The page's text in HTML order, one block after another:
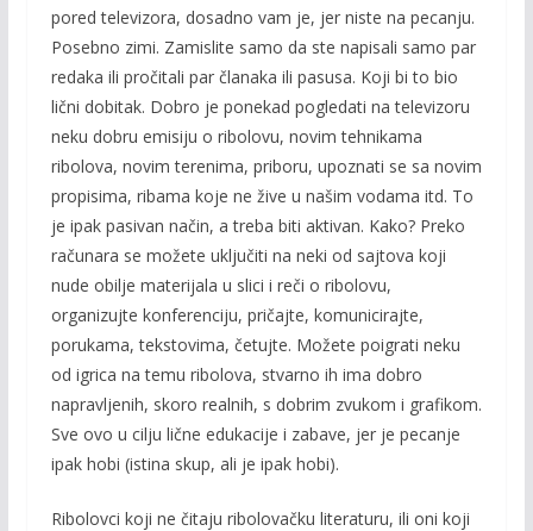
pored televizora, dosadno vam je, jer niste na pecanju.
Posebno zimi. Zamislite samo da ste napisali samo par
redaka ili pročitali par članaka ili pasusa. Koji bi to bio
lični dobitak. Dobro je ponekad pogledati na televizoru
neku dobru emisiju o ribolovu, novim tehnikama
ribolova, novim terenima, priboru, upoznati se sa novim
propisima, ribama koje ne žive u našim vodama itd. To
je ipak pasivan način, a treba biti aktivan. Kako? Preko
računara se možete uključiti na neki od sajtova koji
nude obilje materijala u slici i reči o ribolovu,
organizujte konferenciju, pričajte, komunicirajte,
porukama, tekstovima, četujte. Možete poigrati neku
od igrica na temu ribolova, stvarno ih ima dobro
napravljenih, skoro realnih, s dobrim zvukom i grafikom.
Sve ovo u cilju lične edukacije i zabave, jer je pecanje
ipak hobi (istina skup, ali je ipak hobi).
Ribolovci koji ne čitaju ribolovačku literaturu, ili oni koji